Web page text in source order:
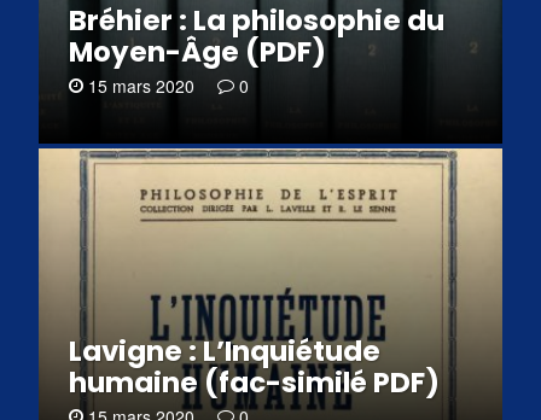
Bréhier : La philosophie du
Moyen-Âge (PDF)
15 mars 2020 0
Lavigne : L’Inquiétude
humaine (fac-similé PDF)